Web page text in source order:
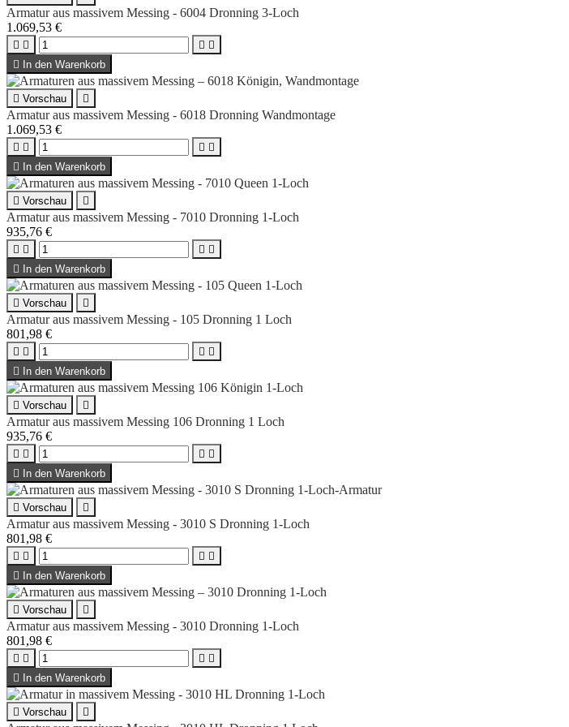
Armatur aus massivem Messing - 6004 Dronning 3-Loch
1.069,53 €
   
 In den Warenkorb
 Vorschau 
Armatur aus massivem Messing - 6018 Dronning Wandmontage
1.069,53 €
   
 In den Warenkorb
 Vorschau 
Armatur aus massivem Messing - 7010 Dronning 1-Loch
935,76 €
   
 In den Warenkorb
 Vorschau 
Armatur aus massivem Messing - 105 Dronning 1 Loch
801,98 €
   
 In den Warenkorb
 Vorschau 
Armatur aus massivem Messing 106 Dronning 1 Loch
935,76 €
   
 In den Warenkorb
 Vorschau 
Armatur aus massivem Messing - 3010 S Dronning 1-Loch
801,98 €
   
 In den Warenkorb
 Vorschau 
Armatur aus massivem Messing - 3010 Dronning 1-Loch
801,98 €
   
 In den Warenkorb
 Vorschau 